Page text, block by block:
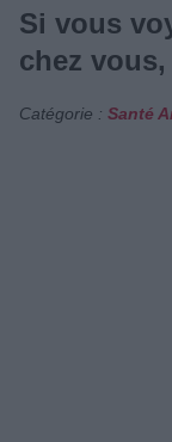
Si vous
chez
Catégorie : Santé